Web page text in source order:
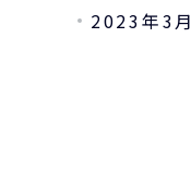
2023年3月